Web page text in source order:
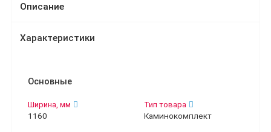
Описание
Характеристики
Основные
Ширина, мм
1160
Тип товара
Каминокомплект